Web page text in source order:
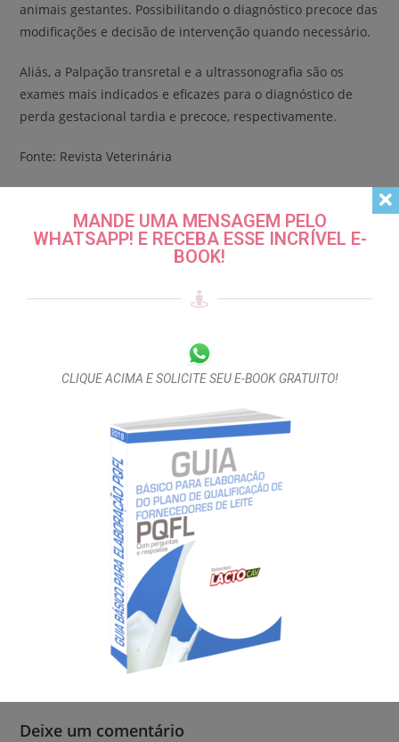
animais gestantes. Possibilitando o diagnóstico precoce das
modificações e decisão de intervenção quando necessário.
Aliás, a Palpação transretal e a ultrassonografia são os
exames mais indicados e eficazes para o diagnóstico de
perda gestacional tardia e precoce, respectivamente.
Fonte: Revista Veterinária
Compartilhar:
TALVEZ VOCÊ GOSTE TAMBÉM
Saiba como tratar e prevenir o Garrotilho Equino
24 de outubro de 2019
Deixe um comentário
MANDE UMA MENSAGEM PELO
WHATSAPP! E RECEBA ESSE INCRÍVEL E-
BOOK!
CLIQUE ACIMA E SOLICITE SEU E-BOOK GRATUITO!